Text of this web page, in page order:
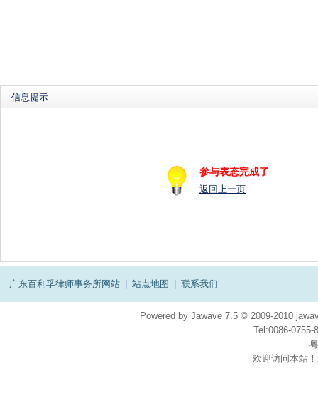
信息提示
参与表态完成了
返回上一页
广东百利孚律师事务所网站 站点地图 联系我们
Powered by Jawave 7.5 © 2009-2010
Tel:0086-
欢迎访问本站